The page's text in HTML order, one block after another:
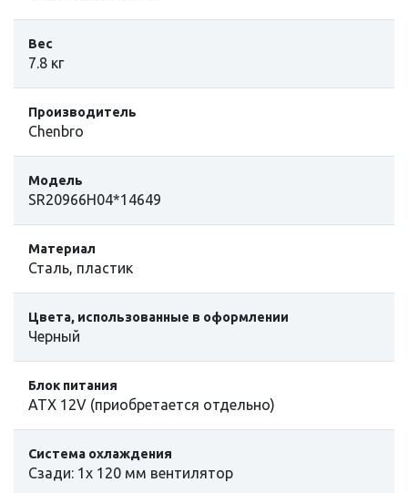
Вес
7.8 кг
Производитель
Chenbro
Модель
SR20966H04*14649
Материал
Сталь, пластик
Цвета, использованные в оформлении
Черный
Блок питания
ATX 12V (приобретается отдельно)
Система охлаждения
Сзади: 1х 120 мм вентилятор